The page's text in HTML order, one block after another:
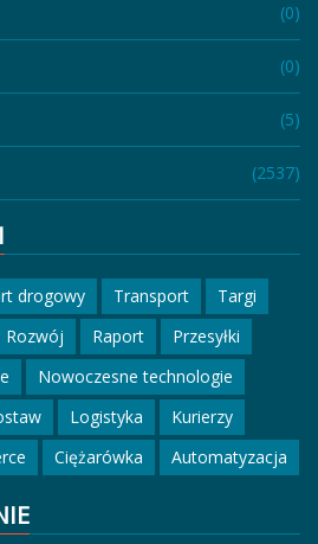
(0)
(0)
(5)
(2537)
drogowy Transport
Targi
Rozwój Raport
Przesyłki
Nowoczesne technologie
Logistyka
Kurierzy
Ciężarówka Automatyzacja